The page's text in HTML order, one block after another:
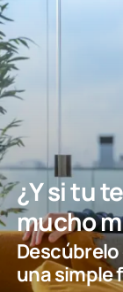
¿Y si tu
mucho
una simple